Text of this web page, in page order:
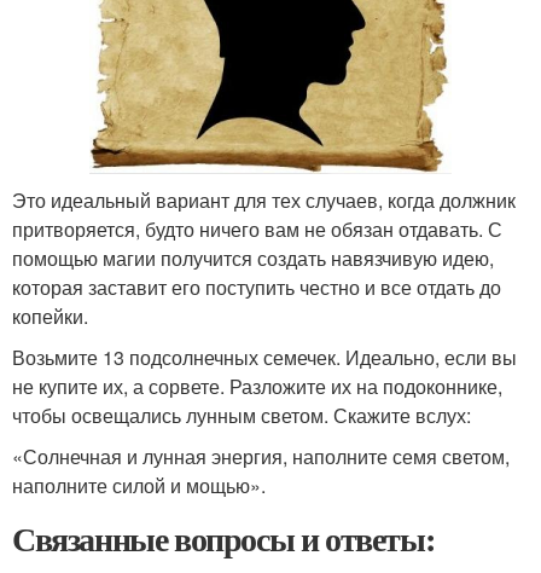
Это идеальный вариант для тех случаев, когда должник
притворяется, будто ничего вам не обязан отдавать. С
помощью магии получится создать навязчивую идею,
которая заставит его поступить честно и все отдать до
копейки.
Возьмите 13 подсолнечных семечек. Идеально, если вы
не купите их, а сорвете. Разложите их на подоконнике,
чтобы освещались лунным светом. Скажите вслух:
«Солнечная и лунная энергия, наполните семя светом,
наполните силой и мощью».
Связанные вопросы и ответы: